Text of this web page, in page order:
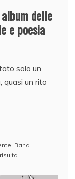
delle
e poesia
solo un
quasi un rito
Band